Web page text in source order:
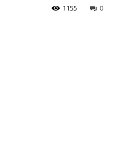
0
1155